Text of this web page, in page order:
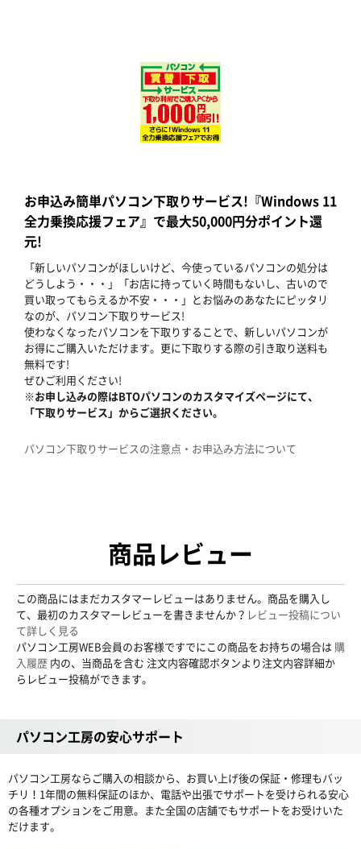
お申込み簡単パソコン下取りサービス!『Windows 11
全力乗換応援フェア』で最大50,000円分ポイント還
元!
「新しいパソコンがほしいけど、今使っているパソコンの処分は
どうしよう・・・」「お店に持っていく時間もないし、古いので
買い取ってもらえるか不安・・・」とお悩みのあなたにピッタリ
なのが、パソコン下取りサービス!
使わなくなったパソコンを下取りすることで、新しいパソコンが
お得にご購入いただけます。更に下取りする際の引き取り送料も
無料です!
ぜひご利用ください!
※お申し込みの際はBTOパソコンのカスタマイズページにて、
「下取りサービス」からご選択ください。
パソコン下取りサービスの注意点・お申込み方法について
商品レビュー
この商品にはまだカスタマーレビューはありません。商品を購入し
て、最初のカスタマーレビューを書きませんか？ レビュー投稿につい
て詳しく見る
パソコン工房WEB会員のお客様ですでにこの商品をお持ちの場合は 購
入履歴 内の、当商品を含む 注文内容確認ボタンより注文内容詳細か
らレビュー投稿ができます。
パソコン工房の安心サポート
パソコン工房ならご購入の相談から、お買い上げ後の保証・修理もバッ
チリ！1年間の無料保証のほか、電話や出張でサポートを受けられる安心
の各種オプションをご用意。また全国の店舗でもサポートをお受けいた
だけます。